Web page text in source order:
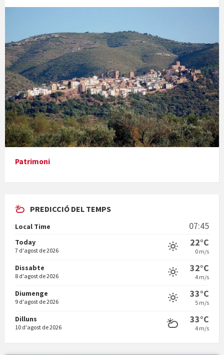
Concerts al Museu
Presentació del llibre &quot;La mare&quot;, d'Emma Zafon
En Bum
Vermuts a la Font. Hit parit
Patrimoni
PREDICCIÓ DEL TEMPS
Local Time 07:45
Today
7 d'agost de 2026
22°C
0 m/s
Dissabte
8 d'agost de 2026
32°C
4 m/s
Diumenge
9 d'agost de 2026
33°C
5 m/s
Dilluns
10 d'agost de 2026
33°C
4 m/s